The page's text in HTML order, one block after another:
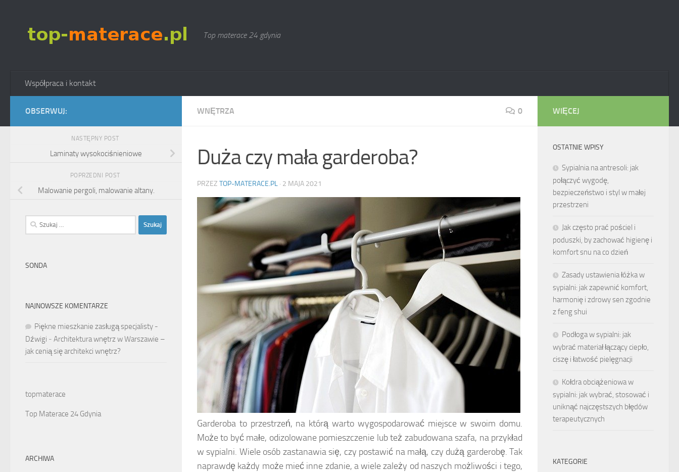
Top materace 24 gdynia
Współpraca i kontakt
WNĘTRZA 0
Duża czy mała garderoba?
PRZEZ TOP-MATERACE.PL · 2 MAJA 2021
Garderoba to przestrzeń, na którą warto wygospodarować miejsce w swoim domu.
Może to być małe, odizolowane pomieszczenie lub też zabudowana szafa, na przykład
w sypialni. Wiele osób zastanawia się, czy postawić na małą, czy dużą garderobę. Tak
naprawdę każdy może mieć inne zdanie, a wiele zależy od naszych możliwości i tego,
OBSERWUJ:
NASTĘPNY POST
Laminaty wysokociśnieniowe
POPRZEDNI POST
Malowanie pergoli, malowanie altany.
Szukaj:
SONDA
NAJNOWSZE KOMENTARZE
Piękne mieszkanie zasługą specjalisty -
Dźwigi - Architektura wnętrz w Warszawie –
jak cenią się architekci wnętrz?
topmaterace
Top Materace 24 Gdynia
ARCHIWA
WIĘCEJ
OSTATNIE WPISY
Sypialnia na antresoli: jak
połączyć wygodę,
bezpieczeństwo i styl w małej
przestrzeni
Jak często prać pościel i
poduszki, by zachować higienę i
komfort snu na co dzień
Zasady ustawienia łóżka w
sypialni: jak zapewnić komfort,
harmonię i zdrowy sen zgodnie
z feng shui
Podłoga w sypialni: jak
wybrać materiał łączący ciepło,
ciszę i łatwość pielęgnacji
Kołdra obciążeniowa w
sypialni: jak wybrać, stosować i
uniknąć najczęstszych błędów
terapeutycznych
KATEGORIE